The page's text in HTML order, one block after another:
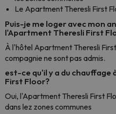
Le Apartment Theresli First
Puis-je me loger avec mon
l'Apartment Theresli First
À l'hôtel Apartment Theresli
compagnie ne sont pas admis.
est-ce qu'il y a du chauffage
First Floor?
Oui, l'Apartment Theresli First
dans lez zones communes